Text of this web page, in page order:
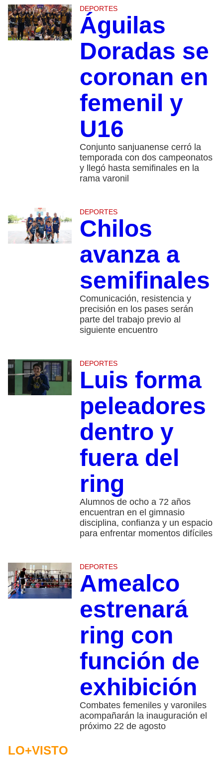
DEPORTES
Águilas
Doradas se
coronan en
femenil y
U16
Conjunto sanjuanense cerró la
temporada con dos campeonatos
y llegó hasta semifinales en la
rama varonil
DEPORTES
Chilos
avanza a
semifinales
Comunicación, resistencia y
precisión en los pases serán
parte del trabajo previo al
siguiente encuentro
DEPORTES
Luis forma
peleadores
dentro y
fuera del
ring
Alumnos de ocho a 72 años
encuentran en el gimnasio
disciplina, confianza y un espacio
para enfrentar momentos difíciles
DEPORTES
Amealco
estrenará
ring con
función de
exhibición
Combates femeniles y varoniles
acompañarán la inauguración el
próximo 22 de agosto
LO+VISTO